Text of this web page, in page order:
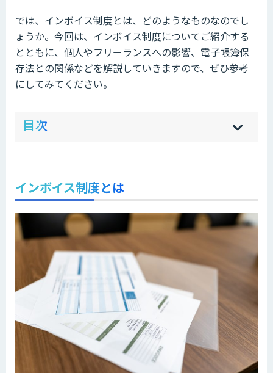
では、インボイス制度とは、どのようなものなのでし
ょうか。今回は、インボイス制度についてご紹介する
とともに、個人やフリーランスへの影響、電子帳簿保
存法との関係などを解説していきますので、ぜひ参考
にしてみてください。
目次 hi
]
sh
]
インボイス制度とは